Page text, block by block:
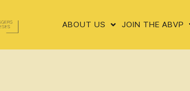
ABOUT US JOIN THE ABVP